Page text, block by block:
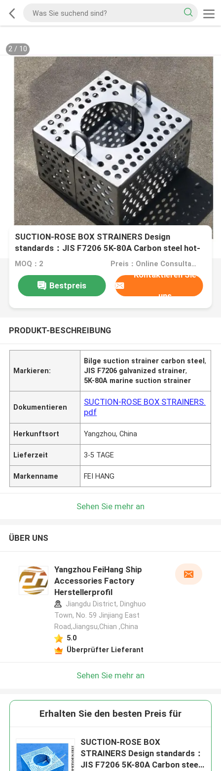
2/ 10
SUCTION-ROSE BOX STRAINERS Design
standards：JIS F7206 5K-80A Carbon steel hot-
dip galvanized
MOQ：2 Preis：Online Consultation
Bestpreis
Kontaktieren Sie
uns
PRODUKT-BESCHREIBUNG
Markieren:
Bilge suction strainer carbon steel,
JIS F7206 galvanized strainer,
5K-80A marine suction strainer
Dokumentieren
SUCTION-ROSE BOX STRAINERS.
pdf
Herkunftsort Yangzhou, China
Lieferzeit 3-5 TAGE
Markenname FEI HANG
Sehen Sie mehr an
ÜBER UNS
Yangzhou FeiHang Ship
Accessories Factory
Herstellerprofil
Jiangdu District, Dinghuo
Town, No. 59 Jinjiang East
Road,Jiangsu,Chian ,China
5.0
Überprüfter Lieferant
Sehen Sie mehr an
Erhalten Sie den besten Preis für
SUCTION-ROSE BOX
STRAINERS Design standards：
JIS F7206 5K-80A Carbon steel